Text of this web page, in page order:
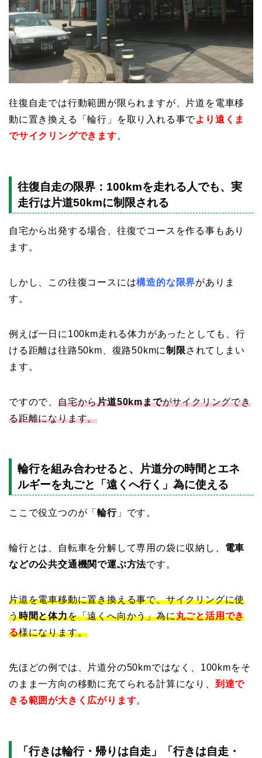
往復自走では行動範囲が限られますが、片道を電車移
動に置き換える「輪行」を取り入れる事でより遠くま
でサイクリングできます。
往復自走の限界：100kmを走れる人でも、実
走行は片道50kmに制限される
自宅から出発する場合、往復でコースを作る事もあり
ます。
しかし、この往復コースには構造的な限界がありま
す。
例えば一日に100km走れる体力があったとしても、行
ける距離は往路50km、復路50kmに制限 されてしまい
ます。
ですので、 自宅から片道50kmまでがサイクリングでき
る距離になります。
輪行を組み合わせると、片道分の時間とエネ
ルギーを丸ごと「遠くへ行く」為に使える
ここで役立つのが「輪行」です。
輪行とは、自転車を分解して専用の袋に収納し、 電車
などの公共交通機関で運ぶ方法です。
片道を電車移動に置き換える事で、サイクリングに使
う時間と体力を「遠くへ向かう」為に丸ごと活用でき
る様になります。
先ほどの例では、片道分の50kmではなく、100kmをそ
のまま一方向の移動に充てられる計算になり、 到達で
きる範囲が大きく広がります。
「行きは輪行・帰りは自走」「行きは自走・